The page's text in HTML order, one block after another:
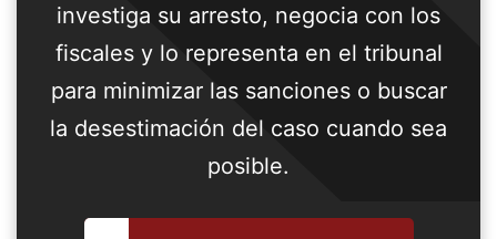
investiga su arresto, negocia con los
fiscales y lo representa en el tribunal
para minimizar las sanciones o buscar
la desestimación del caso cuando sea
posible.